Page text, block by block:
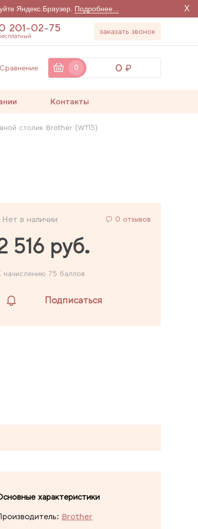
Яндекс.Браузер. Подробнее... X
201-02-75 заказать звонок
Сравнение 0 0
Контакты
столик Brother (WT15)
Нет в наличии 0 отзывов
516 руб.
начислению 75 баллов
Подписаться
характеристики
Brother